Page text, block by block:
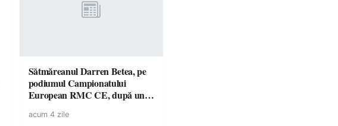
Sătmăreanul Darren Betea, pe
podiumul Campionatului
European RMC CE, după un
Räikkönen
acum 4 zile